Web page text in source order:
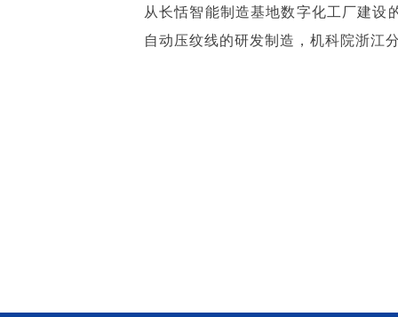
从长恬智能制造基地数字化工厂建设
自动压纹线的研发制造，机科院浙江